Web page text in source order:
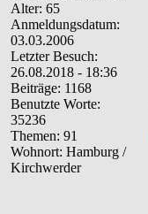
Alter: 65
Anmeldungsdatum:
03.03.2006
Letzter Besuch:
26.08.2018 - 18:36
Beiträge: 1168
Benutzte Worte:
35236
Themen: 91
Wohnort: Hamburg /
Kirchwerder